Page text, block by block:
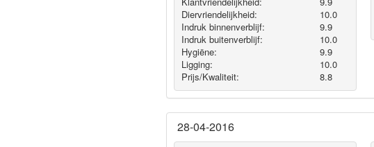
Diervriendelijkheid:
10.0
Indruk binnenverblijf:
9.9
Indruk buitenverblijf:
10.0
Hygiëne‎:
9.9
Ligging:
10.0
Prijs/Kwaliteit:
8.8
28-04-2016